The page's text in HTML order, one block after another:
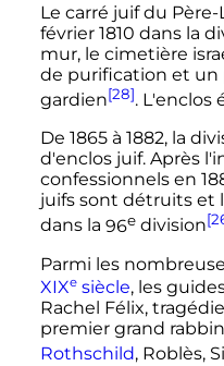
Le carré juif du
février 1810 dans la
mur, le cimetière
de purification et un
gardien[28]. L'enclos
De 1865 à 1882, la
d'enclos juif. Après
confessionnels en
juifs sont détruits et
dans la 96e division
Parmi les
XIXesiècle, les
Rachel Félix,
premier grand
Rothschild, Roblès,